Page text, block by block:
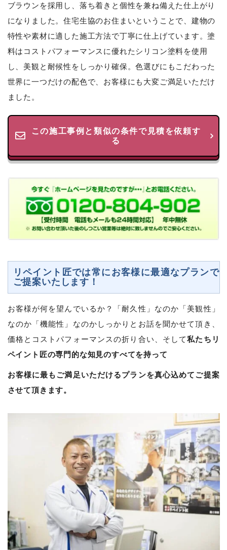
ブラウンを採用し、落ち着きと個性を兼ね備えた仕上がり
になりました。住宅生協のお住まいということで、建物の
特性や素材に適した施工方法で丁寧に仕上げています。塗
料はコストパフォーマンスに優れたシリコン塗料を使用
し、美観と耐候性をしっかり確保。色選びにもこだわった
世界に一つだけの配色で、お客様にも大変ご満足いただけ
ました。
この施工事例と類似の条件で見積を依頼す
る
リペイント匠では常にお客様に最適なプランで
ご提案いたします！
お客様が何を望んでいるか？「耐久性」なのか「美観性」
なのか「機能性」なのかしっかりとお話を聞かせて頂き、
価格とコストパフォーマンスの折り合い、そして私たちリ
ペイント匠の専門的な知見のすべてを持って
お客様に最もご満足いただけるプランを真心込めてご提案
させて頂きます。